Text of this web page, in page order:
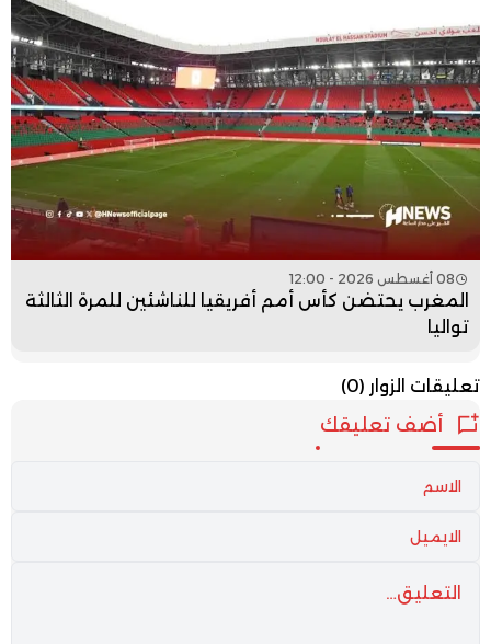
08 أغسطس 2026 - 12:00
المغرب يحتضن كأس أمم أفريقيا للناشئين للمرة الثالثة
تواليا
تعليقات الزوار (0)
أضف تعليقك